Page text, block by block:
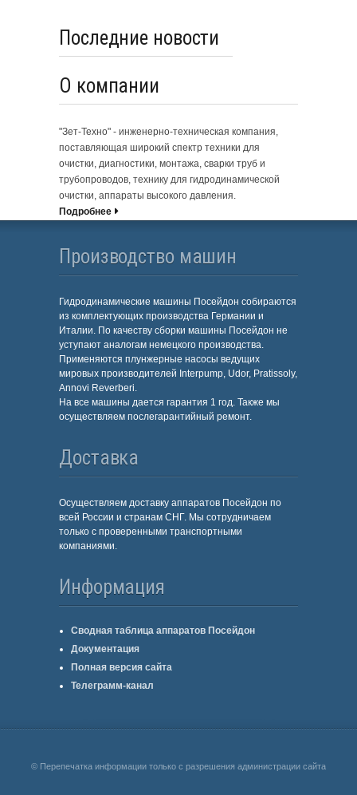
Последние новости
О компании
"Зет-Техно" - инженерно-техническая компания,
поставляющая широкий спектр техники для
очистки, диагностики, монтажа, сварки труб и
трубопроводов, технику для гидродинамической
очистки, аппараты высокого давления.
Подробнее
Производство машин
Гидродинамические машины Посейдон собираются
из комплектующих производства Германии и
Италии. По качеству сборки машины Посейдон не
уступают аналогам немецкого производства.
Применяются плунжерные насосы ведущих
мировых производителей Interpump, Udor, Pratissoly,
Annovi Reverberi.
На все машины дается гарантия 1 год. Также мы
осуществляем послегарантийный ремонт.
Доставка
Осуществляем доставку аппаратов Посейдон по
всей России и странам СНГ. Мы сотрудничаем
только с проверенными транспортными
компаниями.
Информация
Сводная таблица аппаратов Посейдон
Документация
Полная версия сайта
Телеграмм-канал
© Перепечатка информации только с разрешения администрации сайта